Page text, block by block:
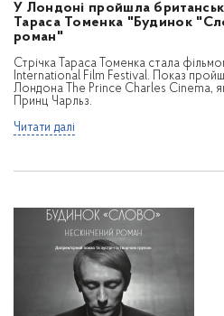
У Лондоні пройшла
Тараса Томенка "Будинок
роман"
Стрічка Тараса Томенка стала
International Film Festival. Показ
Лондона The Prince Charles Cinema,
Принц Чарльз.
Читати далі